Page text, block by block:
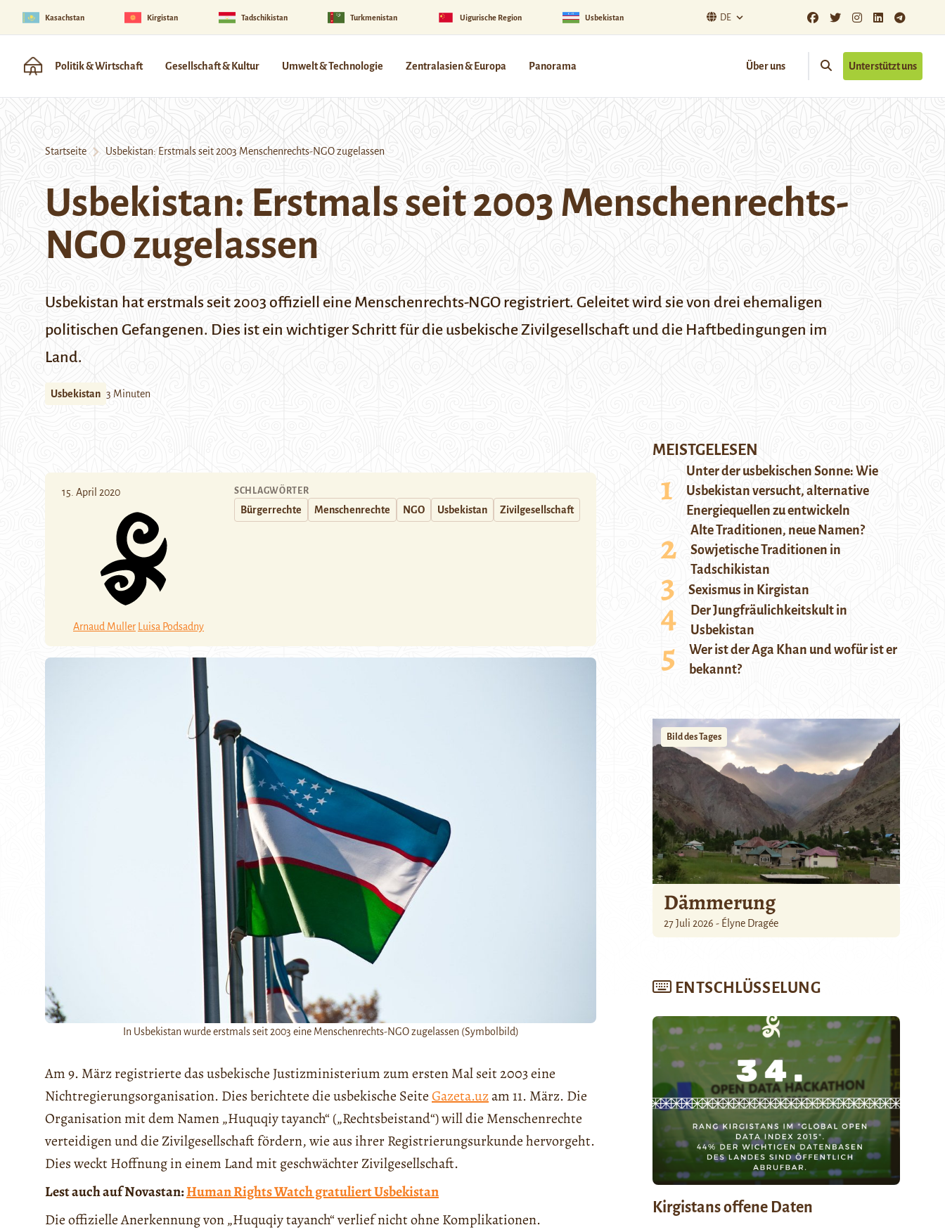
Kasachstan Kirgistan Tadschikistan Turkmenistan Uigurische Region Usbekistan DE
Politik & Wirtschaft Gesellschaft & Kultur Umwelt & Technologie Zentralasien & Europa Panorama Über uns Unterstützt uns
Startseite Usbekistan: Erstmals seit 2003 Menschenrechts-NGO zugelassen
Usbekistan: Erstmals seit 2003 Menschenrechts-
NGO zugelassen
Usbekistan hat erstmals seit 2003 offiziell eine Menschenrechts-NGO registriert. Geleitet wird sie von drei ehemaligen
politischen Gefangenen. Dies ist ein wichtiger Schritt für die usbekische Zivilgesellschaft und die Haftbedingungen im
Land.
Usbekistan 3 Minuten
15. April 2020
Arnaud Muller Luisa Podsadny
SCHLAGWÖRTER
Bürgerrechte Menschenrechte NGO Usbekistan Zivilgesellschaft
In Usbekistan wurde erstmals seit 2003 eine Menschenrechts-NGO zugelassen (Symbolbild)
Am 9. März registrierte das usbekische Justizministerium zum ersten Mal seit 2003 eine
Nichtregierungsorganisation. Dies berichtete die usbekische SeiteGazeta.uzam 11. März. Die
Organisation mit dem Namen „Huquqiy tayanch“ („Rechtsbeistand“) will die Menschenrechte
verteidigen und die Zivilgesellschaft fördern, wie aus ihrer Registrierungsurkunde hervorgeht.
Dies weckt Hoffnung in einem Land mit geschwächter Zivilgesellschaft.
Lest auch auf Novastan:Human Rights Watch gratuliert Usbekistan
Die offizielle Anerkennung von „Huquqiy tayanch“ verlief nicht ohne Komplikationen.
MEISTGELESEN
Unter der usbekischen Sonne: Wie
Usbekistan versucht, alternative
Energiequellen zu entwickeln
Alte Traditionen, neue Namen?
Sowjetische Traditionen in
Tadschikistan
Sexismus in Kirgistan
Der Jungfräulichkeitskult in
Usbekistan
Wer ist der Aga Khan und wofür ist er
bekannt?
Bild des Tages
Dämmerung
27 Juli 2026 - Élyne Dragée
ENTSCHLÜSSELUNG
Kirgistans offene Daten